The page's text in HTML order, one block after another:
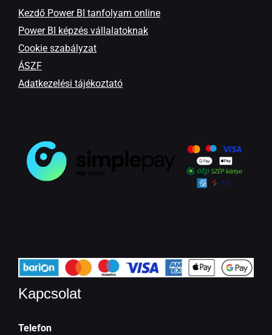
Kezdő Power BI tanfolyam online
Power BI képzés vállalatoknak
Cookie szabályzat
ÁSZF
Adatkezelési tájékoztató
Kapcsolat
Telefon